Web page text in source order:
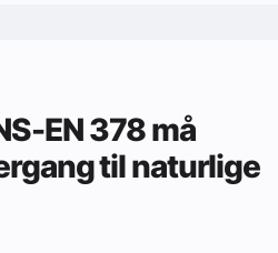
EN 378 må
til naturlige